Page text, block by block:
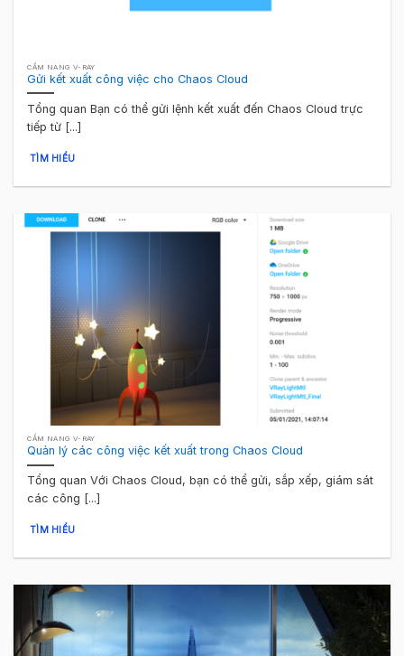
CẨM NANG V-RAY
Gửi kết xuất công việc cho Chaos Cloud
Tổng quan Bạn có thể gửi lệnh kết xuất đến Chaos Cloud trực
tiếp từ [...]
TÌM HIỂU
CẨM NANG V-RAY
Quản lý các công việc kết xuất trong Chaos Cloud
Tổng quan Với Chaos Cloud, bạn có thể gửi, sắp xếp, giám sát
các công [...]
TÌM HIỂU